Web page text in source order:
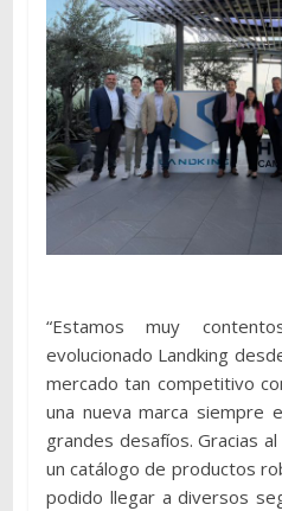
“Estamos muy
evolucionado Landking
mercado tan competitivo
una nueva marca siempre
grandes desafíos. Gracias
un catálogo de productos
podido llegar a diversos